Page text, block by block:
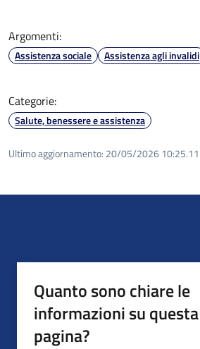
Argomenti:
Assistenza sociale Assistenza agli invalidi
Categorie:
Salute, benessere e assistenza
Ultimo aggiornamento: 20/05/2026 10:25.11
Quanto sono chiare le
informazioni su questa
pagina?